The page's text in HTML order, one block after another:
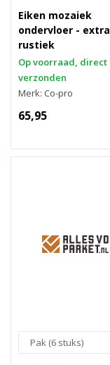
Eiken mozaiek
ondervloer - extra
rustiek
Op voorraad, direct
verzonden
Merk: Co-pro
65,95